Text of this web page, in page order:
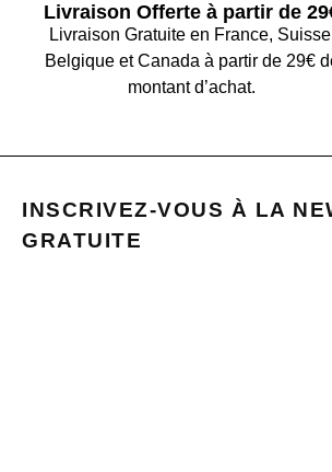
Livraison Offerte à partir de
Livraison Gratuite en France,
Belgique et Canada à partir de 29€
montant d’achat.
INSCRIVEZ-VOUS À LA
GRATUITE